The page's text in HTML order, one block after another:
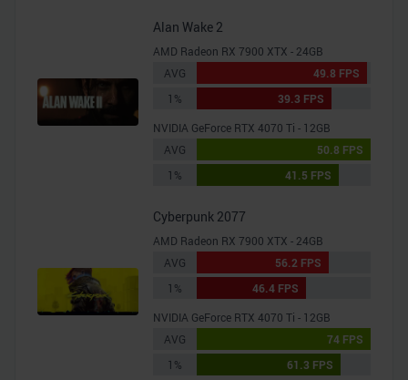
Alan Wake 2
AMD Radeon RX 7900 XTX - 24GB
AVG
49.8 FPS
1%
39.3 FPS
NVIDIA GeForce RTX 4070 Ti - 12GB
AVG
50.8 FPS
1%
41.5 FPS
Cyberpunk 2077
AMD Radeon RX 7900 XTX - 24GB
AVG
56.2 FPS
1%
46.4 FPS
NVIDIA GeForce RTX 4070 Ti - 12GB
AVG
74 FPS
1%
61.3 FPS